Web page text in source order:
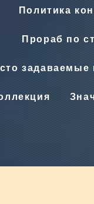
Политика
Прораб по
задаваемые